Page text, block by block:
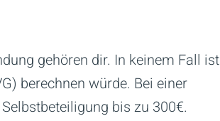
gehören dir. In keinem Fall ist
berechnen würde. Bei einer
bis zu 300€.